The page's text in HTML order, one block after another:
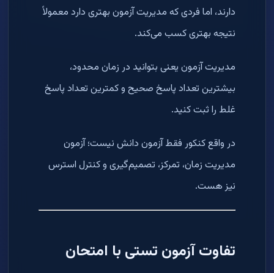
دارند، اما فردی که مدیریت آزمون بهتری دارد معمولاً
نتیجه بهتری کسب می‌کند.
مدیریت آزمون یعنی بتوانید در زمان محدود،
بیشترین تعداد پاسخ صحیح و کمترین تعداد پاسخ
غلط را ثبت کنید.
در واقع کنکور فقط آزمون دانش نیست؛ آزمون
مدیریت زمان، تمرکز، تصمیم‌گیری و کنترل استرس
نیز هست.
تفاوت آزمون تستی با امتحان